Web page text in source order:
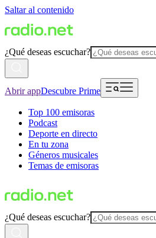
Saltar al contenido
¿Qué deseas escuchar?
Abrir appDescubre Prime
Top 100 emisoras
Podcast
Deporte en directo
En tu zona
Géneros musicales
Temas de emisoras
¿Qué deseas escuchar?